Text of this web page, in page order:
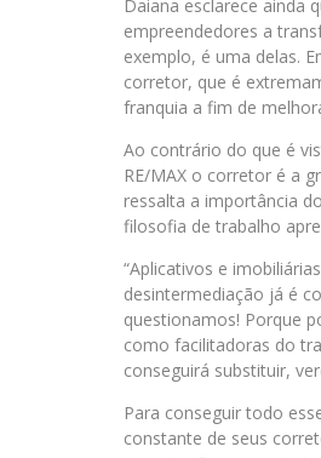
Daiana esclarece ainda
empreendedores a
exemplo, é uma delas.
corretor, que é
franquia a fim de
Ao contrário do que é
RE/MAX o corretor é a
ressalta a importância
filosofia de trabalho
“Aplicativos e
desintermediação já é
questionamos! Porque
como facilitadoras do
conseguirá substituir,
Para conseguir todo
constante de seus